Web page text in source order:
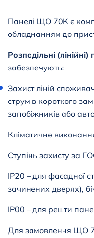
Панелі ЩО 70К є
обладнанням до
Розподільні
забезпечують:
Захист ліній
струмів короткого
запобіжників або
Кліматичне
Ступінь захисту за
IP20 – для фасадної
зачинених дверях),
IP00 – для решти
Для замовлення ЩО